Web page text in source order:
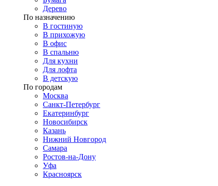
Дерево
По назначению
В гостиную
В прихожую
В офис
В спальню
Для кухни
Для лофта
В детскую
По городам
Москва
Санкт-Петербург
Екатеринбург
Новосибирск
Казань
Нижний Новгород
Самара
Ростов-на-Дону
Уфа
Красноярск